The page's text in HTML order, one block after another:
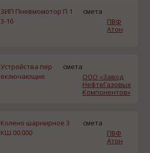
ЗИП Пневмомотор П 1
3-16
смета
ПВФ
Атон
Устройства пер
еключающие
смета
ООО «Завод
НефтеГазовых
Компонентов»
Колено шарнирное 3
КШ.00.000
смета
ПВФ
Атон